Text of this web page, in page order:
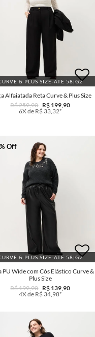
& PLUS SIZE-ATÉ 58|G2
Alfaiatada Reta Curve & Plus Size
R$ 259,90 R$ 199,90
6X de R$ 33,32*
& PLUS SIZE-ATÉ 58|G2
Off
PU Wide com Cós Elástico Curve &
Plus Size
R$ 199,90 R$ 139,90
4X de R$ 34,98*